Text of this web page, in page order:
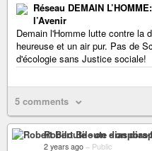
Réseau DEMAIN
l’Avenir
Demain l'Homme lutte contre la
heureuse et un air pur. Pas de
d'écologie sans Justice sociale!
5 comments
Robert Biloute - on
2 years ago – Public